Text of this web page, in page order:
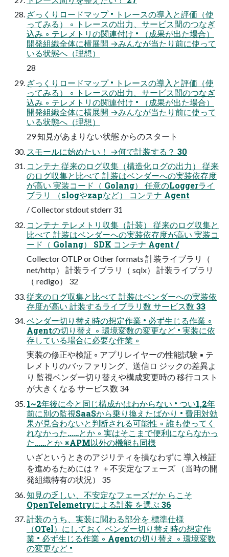
ざっくりロードマップ • トレースの導入と評価（使
ってみる） ◦ トレースの出力、サービス間のつなぎ
込み ◦ テレメトリの関連付け • （成果が出た場合）
開発組織全体に横展開 →みんなが当たり前に使って
いる状態へ（理想）
28
ざっくりロードマップ • トレースの導入と評価（使
ってみる） ◦ トレースの出力、サービス間のつなぎ
込み ◦ テレメトリの関連付け • （成果が出た場合）
開発組織全体に横展開 →みんなが当たり前に使って
いる状態へ（理想）
29 知見があまりない状態 からのスタート
スモールに始めたい！ →何で計装する？ 30
コンテナ 従来のログ収集（構造化ログの出力） 従来
のログ収集と比べて 計装はベンダーへの実装依存度
が高い 実装コード（ Golang） 任意のLoggerライ
ブラリ （slogやzapなど） コンテナ Agent
/ Collector stdout stderr 31
コンテナ テレメトリ収集（計装） 従来のログ収集と
比べて 計装はベンダーへの実装依存度が高い 実装コ
ード（ Golang） SDK コンテナ Agent /
Collector OTLP or Other formats 計装ライブラリ（
net/http） 計装ライブラリ（ sqlx） 計装ライブラリ
（ redigo） 32
従来のログ収集と比べて 計装はベンダーへの実装依
存度が高い 計装するライブラリ数 サービス数 33
ベンダー切り替え時の想定作業 • 必ず生じる作業 ◦
Agentの切り替え ◦ 環境変数の変更など • 実装に依
存している場合に必要な作業 ◦
実装の修正や検証 ◦ アプリレイヤーの性能試験 ▪ テ
レメトリのバッファリング、送信ロ ジックの差異よ
り 監視ベンダー切り替えや構成変更時の 移行コスト
が大きくなる サービス数 34
1~2年後に今と同じ構成かはわからない • つい1,2年
前に別の監視SaaSから乗り換えたばかり • 費用対効
果が見合わないと判断される可能性 ◦ 誰も使ってく
れなかった……とか ◦ 実はそこまで便利にならなかっ
た……とか ※APM以外の機能も同様
いざというときのアジリティを損なわずに 導入検証
を進めるためには？ ＋不安定なフェーズ （当時の開
発組織特有の状況） 35
知見の乏しい、不安定なフェーズだか らこそ
OpenTelemetryによる計装 を選ぶ 36
計装のうち、実装に関わる部分を 標準仕様
（OTel）にしておく ベンダー切り替え時の想定作
業 • 必ず生じる作業 ◦ Agentの切り替え ◦ 環境変数
の変更など •